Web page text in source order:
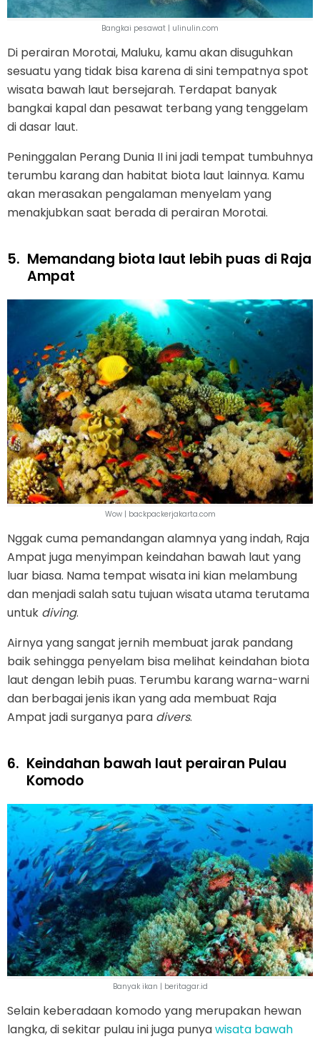
Bangkai pesawat | ulinulin.com
Di perairan Morotai, Maluku, kamu akan disuguhkan
sesuatu yang tidak bisa karena di sini tempatnya spot
wisata bawah laut bersejarah. Terdapat banyak
bangkai kapal dan pesawat terbang yang tenggelam
di dasar laut.
Peninggalan Perang Dunia II ini jadi tempat tumbuhnya
terumbu karang dan habitat biota laut lainnya. Kamu
akan merasakan pengalaman menyelam yang
menakjubkan saat berada di perairan Morotai.
5. Memandang biota laut lebih puas di Raja
Ampat
Wow | backpackerjakarta.com
Nggak cuma pemandangan alamnya yang indah, Raja
Ampat juga menyimpan keindahan bawah laut yang
luar biasa. Nama tempat wisata ini kian melambung
dan menjadi salah satu tujuan wisata utama terutama
untuk diving.
Airnya yang sangat jernih membuat jarak pandang
baik sehingga penyelam bisa melihat keindahan biota
laut dengan lebih puas. Terumbu karang warna-warni
dan berbagai jenis ikan yang ada membuat Raja
Ampat jadi surganya para divers.
6. Keindahan bawah laut perairan Pulau
Komodo
Banyak ikan | beritagar.id
Selain keberadaan komodo yang merupakan hewan
langka, di sekitar pulau ini juga punyawisata bawah